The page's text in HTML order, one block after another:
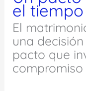
el tiempo
El
una
pacto que